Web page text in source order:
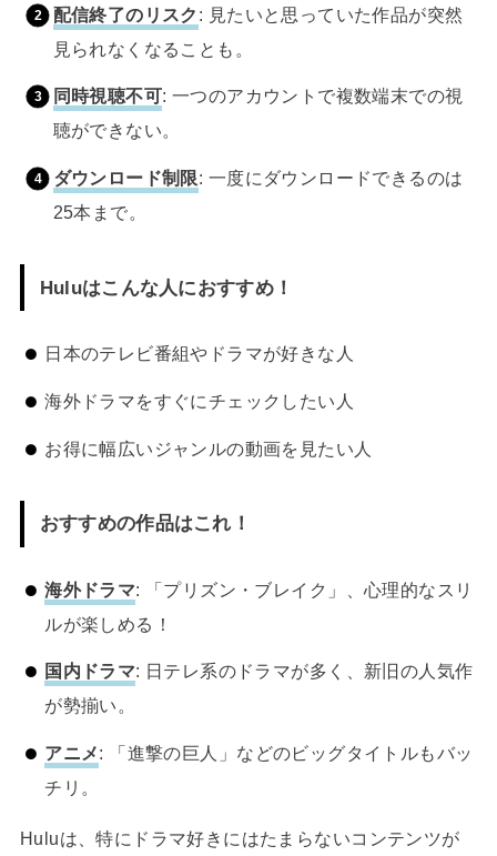
配信終了のリスク : 見たいと思っていた作品が突然
見られなくなることも。
同時視聴不可: 一つのアカウントで複数端末での視
聴ができない。
ダウンロード制限: 一度にダウンロードできるのは
25本まで。
Huluはこんな人におすすめ！
日本のテレビ番組やドラマが好きな人
海外ドラマをすぐにチェックしたい人
お得に幅広いジャンルの動画を見たい人
おすすめの作品はこれ！
海外ドラマ: 「プリズン・ブレイク」、心理的なスリ
ルが楽しめる！
国内ドラマ: 日テレ系のドラマが多く、新旧の人気作
が勢揃い。
アニメ: 「進撃の巨人」などのビッグタイトルもバッ
チリ。
Huluは、特にドラマ好きにはたまらないコンテンツが